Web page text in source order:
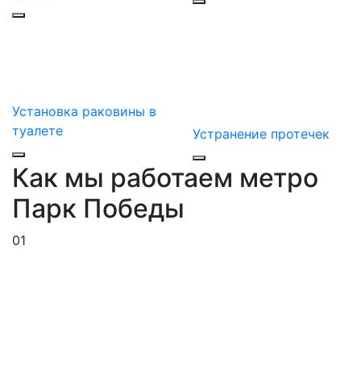
Установка раковины в
туалете
Устранение протечек
Как мы работаем метро
Парк Победы
01